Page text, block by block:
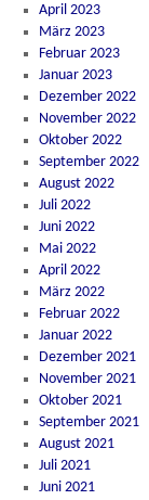
April 2023
März 2023
Februar 2023
Januar 2023
Dezember 2022
November 2022
Oktober 2022
September 2022
August 2022
Juli 2022
Juni 2022
Mai 2022
April 2022
März 2022
Februar 2022
Januar 2022
Dezember 2021
November 2021
Oktober 2021
September 2021
August 2021
Juli 2021
Juni 2021